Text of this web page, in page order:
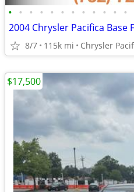
• • • • • • • • • • • •
2004 Chrysler Pacifica Base
8/7 115k mi Chrysler
$17,500